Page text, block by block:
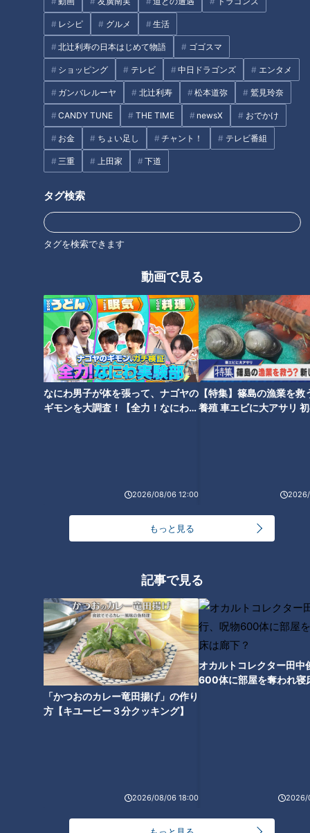
レシピ グルメ 生活
北辻利寿の日本はじめて物語 ゴゴスマ
ショッピング テレビ 中日ドラゴンズ エンタメ
ガンバレルーヤ 北辻利寿 松本道弥 鷲見玲奈
CANDY TUNE THE TIME newsX おでかけ
お金 ちょい足し チャント！ テレビ番組
三重 上田家 下道
タグ検索
タグを検索できます
動画で見る
なにわ男子が体を張って、ナゴヤの
ギモンを大調査！【全力！なにわ実
2026/08/06 12:00
【特集】篠島の漁業を救
養殖 車エビに大アサリ
もっと見る
記事で見る
「かつおのカレー竜田揚げ」の作り
方【キユーピー３分クッキング】
2026/08/06 18:00
オカルトコレクター田中
600体に部屋を奪われ寝
2026/
ミカンの収穫作業が“単発バイ
ト”でできる！？人手不足解消
へ…三重・御浜町の農園が挑む
「スポットワーク」
廃キャバレーと廃浴場に特別潜
入！“東海一の歓楽街”と呼ばれ
た「柳ヶ瀬」の歴史を紐解く旅
チャント！
オススメ関連コンテンツ
ト、見せてもいいの？」 大学
教授に問う
こんにゃく粉で作った魚！？
最新“代替フード”事情
令和版 最新オセロ！？3D立体
RANKING
週間